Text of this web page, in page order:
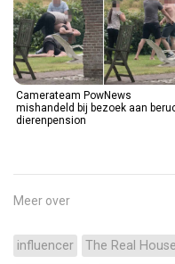
Camerateam PowNews
mishandeld bij bezoek aan
dierenpension
Meer over
influencer
The Real